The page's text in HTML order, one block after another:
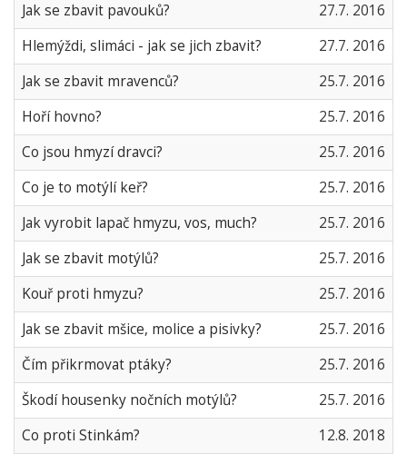
Jak se zbavit pavouků?
27.7. 2016
Hlemýždi, slimáci - jak se jich zbavit?
27.7. 2016
Jak se zbavit mravenců?
25.7. 2016
Hoří hovno?
25.7. 2016
Co jsou hmyzí dravci?
25.7. 2016
Co je to motýlí keř?
25.7. 2016
Jak vyrobit lapač hmyzu, vos, much?
25.7. 2016
Jak se zbavit motýlů?
25.7. 2016
Kouř proti hmyzu?
25.7. 2016
Jak se zbavit mšice, molice a pisivky?
25.7. 2016
Čím přikrmovat ptáky?
25.7. 2016
Škodí housenky nočních motýlů?
25.7. 2016
Co proti Stinkám?
12.8. 2018